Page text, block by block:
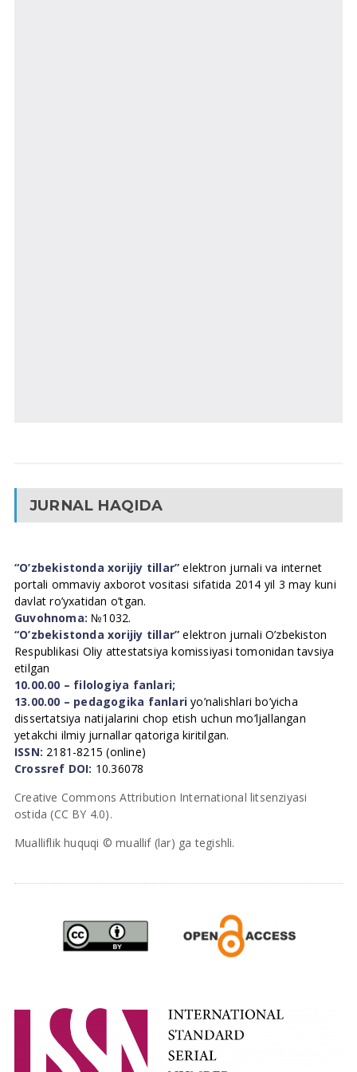
JURNAL HAQIDA
“O’zbekistonda xorijiy tillar” elektron jurnali va internet
portali ommaviy axborot vositasi sifatida 2014 yil 3 may kuni
davlat ro’yxatidan o’tgan.
Guvohnoma: №1032.
“O’zbekistonda xorijiy tillar” elektron jurnali O’zbekiston
Respublikasi Oliy attestatsiya komissiyasi tomonidan tavsiya
etilgan
10.00.00 – filologiya fanlari;
13.00.00 – pedagogika fanlari yo’nalishlari bo’yicha
dissertatsiya natijalarini chop etish uchun mo’ljallangan
yetakchi ilmiy jurnallar qatoriga kiritilgan.
ISSN: 2181-8215 (online)
Crossref DOI: 10.36078
Creative Commons Attribution International litsenziyasi
ostida (CC BY 4.0).
Mualliflik huquqi © muallif (lar) ga tegishli.